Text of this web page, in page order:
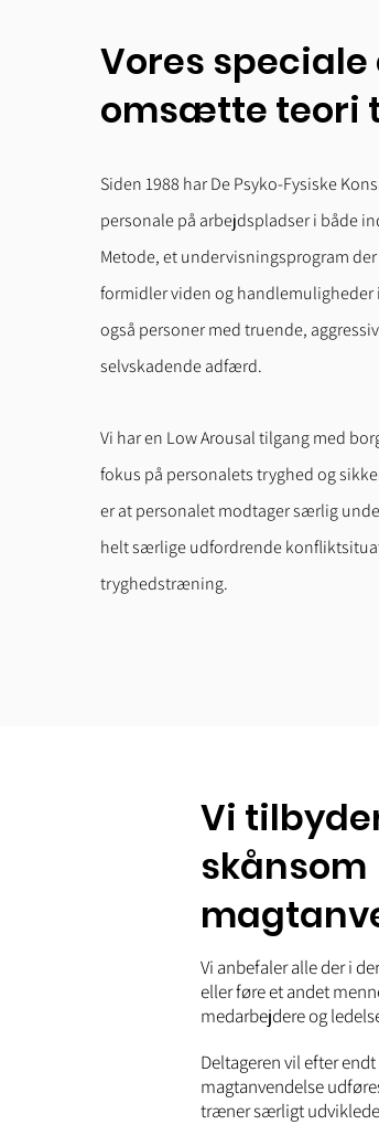
Vores speciale
omsætte teori
Siden 1988 har De Psyko-Fysiske
personale på arbejdspladser i både
Metode, et undervisningsprogram
formidler viden og
også personer med truende,
selvskadende adfærd.
Vi har en Low Arousal tilgang med
fokus på personalets tryghed og
er at personalet modtager særlig
helt særlige udfordrende
tryghedstræning.
Vi
skånsom
Vi anbefaler alle der i
eller føre et andet
medarbejdere og
Deltageren vil efter
magtanvendelse
træner særligt